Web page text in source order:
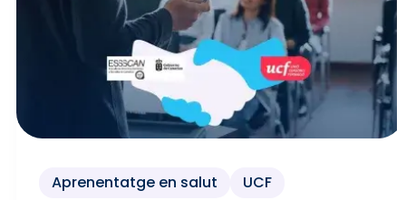
Aprenentatge en salut UCF